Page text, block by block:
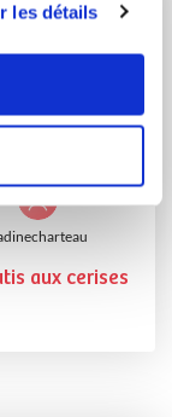
les détails
aux cerises